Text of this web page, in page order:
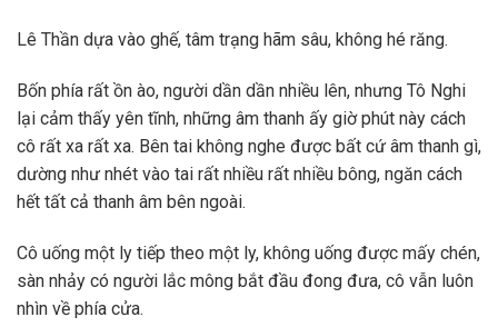
Lê Thần dựa vào ghế, tâm trạng hãm sâu, không hé răng.
Bốn phía rất ồn ào, người dần dần nhiều lên, nhưng Tô Nghi
lại cảm thấy yên tĩnh, những âm thanh ấy giờ phút này cách
cô rất xa rất xa. Bên tai không nghe được bất cứ âm thanh gì,
dường như nhét vào tai rất nhiều rất nhiều bông, ngăn cách
hết tất cả thanh âm bên ngoài.
Cô uống một ly tiếp theo một ly, không uống được mấy chén,
sàn nhảy có người lắc mông bắt đầu đong đưa, cô vẫn luôn
nhìn về phía cửa.